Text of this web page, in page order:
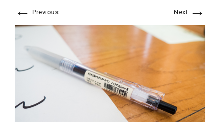
← Previous Next →